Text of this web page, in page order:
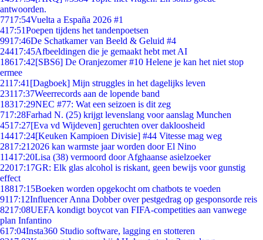
antwoorden.
7717:54Vuelta a España 2026 #1
417:51Poepen tijdens het tandenpoetsen
9917:46De Schatkamer van Beeld & Geluid #4
24417:45Afbeeldingen die je gemaakt hebt met AI
18617:42[SBS6] De Oranjezomer #10 Helene je kan het niet stop
ermee
2117:41 [Dagboek] Mijn struggles in het dagelijks leven
23117:37Weerrecords aan de lopende band
18317:29NEC #77: Wat een seizoen is dit zeg
717:28Farhad N. (25) krijgt levenslang voor aanslag Munchen
4517:27[Eva vd Wijdeven] geruchten over dakloosheid
14417:24[Keuken Kampioen Divisie] #44 Vitesse mag weg
2817:21 2026 kan warmste jaar worden door El Nino
11417:20Lisa (38) vermoord door Afghaanse asielzoeker
22017:17GR: Elk glas alcohol is riskant, geen bewijs voor gunstig
effect
18817:15Boeken worden opgekocht om chatbots te voeden
9117:12Influencer Anna Dobber over pestgedrag op gesponsorde reis
8217:08UEFA kondigt boycot van FIFA-competities aan vanwege
plan Infantino
617:04Insta360 Studio software, lagging en stotteren